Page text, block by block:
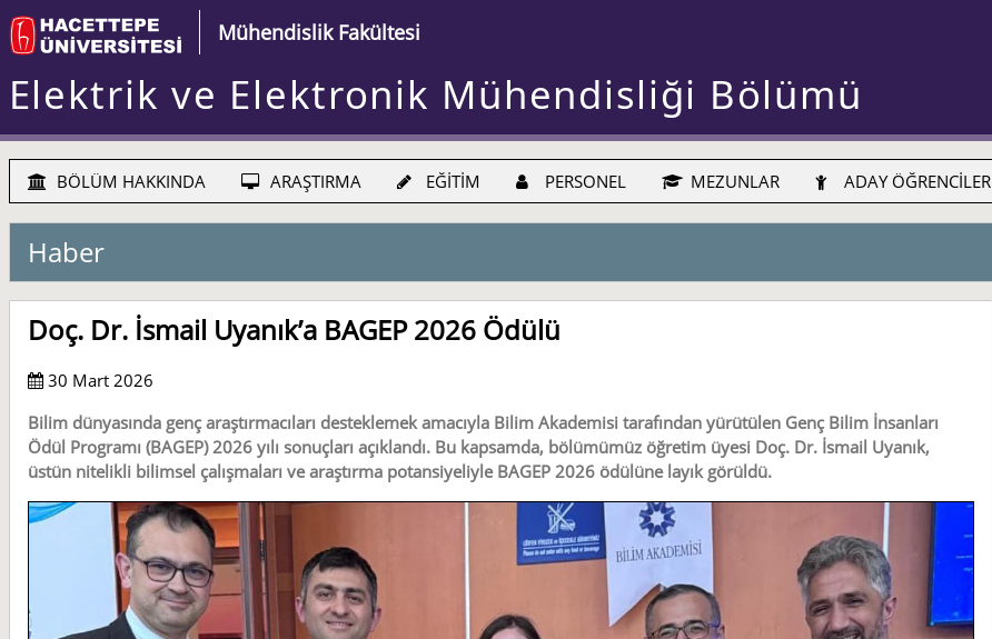
Mühendislik Fakültesi
Elektrik ve Elektronik Mühendisliği Bölümü
BÖLÜM HAKKINDA ARAŞTIRMA EĞİTİM PERSONEL MEZUNLAR ADAY ÖĞRENCİLER
Haber
Doç. Dr. İsmail Uyanık’a BAGEP 2026 Ödülü
30 Mart 2026
Bilim dünyasında genç araştırmacıları desteklemek amacıyla Bilim Akademisi tarafından yürütülen Genç Bilim İnsanları
Ödül Programı (BAGEP) 2026 yılı sonuçları açıklandı. Bu kapsamda, bölümümüz öğretim üyesi Doç. Dr. İsmail Uyanık,
üstün nitelikli bilimsel çalışmaları ve araştırma potansiyeliyle BAGEP 2026 ödülüne layık görüldü.